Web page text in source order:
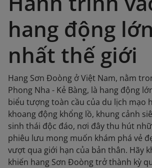
hang động lớn
nhất thế giới
Hang Sơn Đoòng ở Việt Nam, nằm
Phong Nha - Kẻ Bàng, là hang động
biểu tượng toàn cầu của du lịch mạo
khoang động khổng lồ, khung cảnh
sinh thái độc đáo, nơi đây thu hút
phiêu lưu mong muốn khám phá vẻ
vượt qua giới hạn của bản thân. Hãy
khiến hang Sơn Đoòng trở thành kỳ